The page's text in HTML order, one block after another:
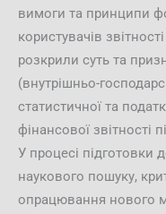
вимоги та принципи
користувачів
розкрили суть та
(внутрішньо-
статистичної та
фінансової звітності
У процесі підготовки
наукового пошуку,
опрацювання нового